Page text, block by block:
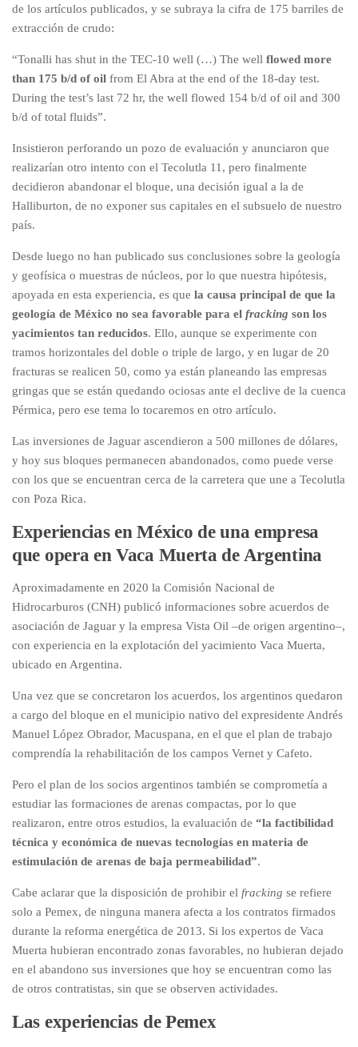
de los artículos publicados, y se subraya la cifra de 175 barriles de
extracción de crudo:
“Tonalli has shut in the TEC-10 well (…) The well flowed more
than 175 b/d of oil from El Abra at the end of the 18-day test.
During the test’s last 72 hr, the well flowed 154 b/d of oil and 300
b/d of total fluids”.
Insistieron perforando un pozo de evaluación y anunciaron que
realizarían otro intento con el Tecolutla 11, pero finalmente
decidieron abandonar el bloque, una decisión igual a la de
Halliburton, de no exponer sus capitales en el subsuelo de nuestro
país.
Desde luego no han publicado sus conclusiones sobre la geología
y geofísica o muestras de núcleos, por lo que nuestra hipótesis,
apoyada en esta experiencia, es que la causa principal de que la
geología de México no sea favorable para el fracking son los
yacimientos tan reducidos. Ello, aunque se experimente con
tramos horizontales del doble o triple de largo, y en lugar de 20
fracturas se realicen 50, como ya están planeando las empresas
gringas que se están quedando ociosas ante el declive de la cuenca
Pérmica, pero ese tema lo tocaremos en otro artículo.
Las inversiones de Jaguar ascendieron a 500 millones de dólares,
y hoy sus bloques permanecen abandonados, como puede verse
con los que se encuentran cerca de la carretera que une a Tecolutla
con Poza Rica.
Experiencias en México de una empresa
que opera en Vaca Muerta de Argentina
Aproximadamente en 2020 la Comisión Nacional de
Hidrocarburos (CNH) publicó informaciones sobre acuerdos de
asociación de Jaguar y la empresa Vista Oil –de origen argentino–,
con experiencia en la explotación del yacimiento Vaca Muerta,
ubicado en Argentina.
Una vez que se concretaron los acuerdos, los argentinos quedaron
a cargo del bloque en el municipio nativo del expresidente Andrés
Manuel López Obrador, Macuspana, en el que el plan de trabajo
comprendía la rehabilitación de los campos Vernet y Cafeto.
Pero el plan de los socios argentinos también se comprometía a
estudiar las formaciones de arenas compactas, por lo que
realizaron, entre otros estudios, la evaluación de “la factibilidad
técnica y económica de nuevas tecnologías en materia de
estimulación de arenas de baja permeabilidad”.
Cabe aclarar que la disposición de prohibir el fracking se refiere
solo a Pemex, de ninguna manera afecta a los contratos firmados
durante la reforma energética de 2013. Si los expertos de Vaca
Muerta hubieran encontrado zonas favorables, no hubieran dejado
en el abandono sus inversiones que hoy se encuentran como las
de otros contratistas, sin que se observen actividades.
Las experiencias de Pemex